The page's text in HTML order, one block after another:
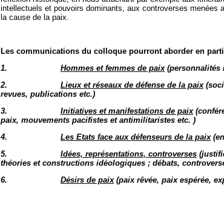
intellectuels et pouvoirs dominants, aux controverses
la cause de la paix.
Les communications du colloque pourront aborder en
1.
Hommes et femmes de paix(personnalités
2.
Lieux et réseaux de défense de la paix
revues, publications etc.)
3.
Initiatives et manifestations de paix
paix, mouvements pacifistes et antimilitaristes etc. )
4.
Les Etats face aux défenseurs de la paix
5.
Idées, représentations, controverses
théories et constructions idéologiques ; débats,
6.
Désirs de paix(paix rêvée, paix espérée,